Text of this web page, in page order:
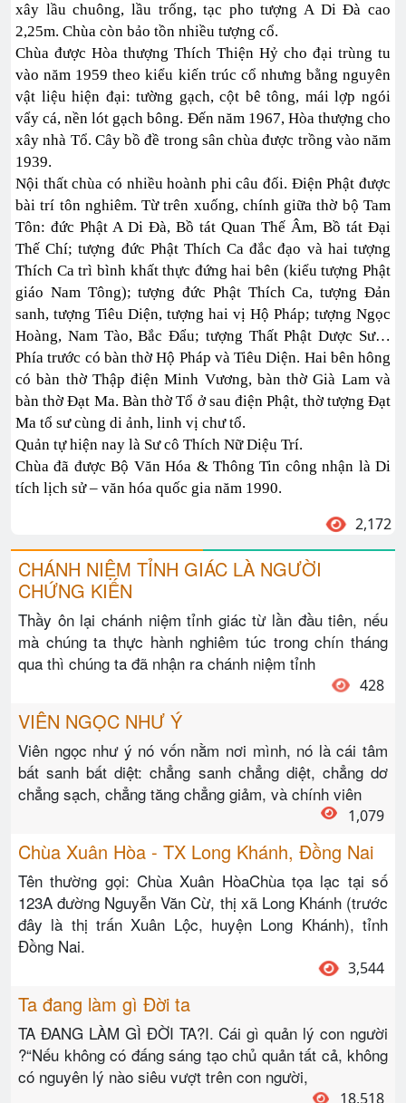
xây lầu chuông, lầu trống, tạc pho tượng A Di Đà cao
2,25m. Chùa còn bảo tồn nhiều tượng cổ.
Chùa được Hòa thượng Thích Thiện Hỷ cho đại trùng tu
vào năm 1959 theo kiểu kiến trúc cổ nhưng bằng nguyên
vật liệu hiện đại: tường gạch, cột bê tông, mái lợp ngói
vẩy cá, nền lót gạch bông. Đến năm 1967, Hòa thượng cho
xây nhà Tổ. Cây bồ đề trong sân chùa được trồng vào năm
1939.
Nội thất chùa có nhiều hoành phi câu đối. Điện Phật được
bài trí tôn nghiêm. Từ trên xuống, chính giữa thờ bộ Tam
Tôn: đức Phật A Di Đà, Bồ tát Quan Thế Âm, Bồ tát Đại
Thế Chí; tượng đức Phật Thích Ca đắc đạo và hai tượng
Thích Ca trì bình khất thực đứng hai bên (kiểu tượng Phật
giáo Nam Tông); tượng đức Phật Thích Ca, tượng Đản
sanh, tượng Tiêu Diện, tượng hai vị Hộ Pháp; tượng Ngọc
Hoàng, Nam Tào, Bắc Đẩu; tượng Thất Phật Dược Sư…
Phía trước có bàn thờ Hộ Pháp và Tiêu Diện. Hai bên hông
có bàn thờ Thập điện Minh Vương, bàn thờ Già Lam và
bàn thờ Đạt Ma. Bàn thờ Tổ ở sau điện Phật, thờ tượng Đạt
Ma tổ sư cùng di ảnh, linh vị chư tổ.
Quản tự hiện nay là Sư cô Thích Nữ Diệu Trí.
Chùa đã được Bộ Văn Hóa & Thông Tin công nhận là Di
tích lịch sử – văn hóa quốc gia năm 1990.
2,172
CHÁNH NIỆM TỈNH GIÁC LÀ NGƯỜI
CHỨNG KIẾN
Thầy ôn lại chánh niệm tỉnh giác từ lần đầu tiên, nếu
mà chúng ta thực hành nghiêm túc trong chín tháng
qua thì chúng ta đã nhận ra chánh niệm tỉnh
428
VIÊN NGỌC NHƯ Ý
Viên ngọc như ý nó vốn nằm nơi mình, nó là cái tâm
bất sanh bất diệt: chẳng sanh chẳng diệt, chẳng dơ
chẳng sạch, chẳng tăng chẳng giảm, và chính viên
1,079
Chùa Xuân Hòa - TX Long Khánh, Đồng Nai
Tên thường gọi: Chùa Xuân HòaChùa tọa lạc tại số
123A đường Nguyễn Văn Cừ, thị xã Long Khánh (trước
đây là thị trấn Xuân Lộc, huyện Long Khánh), tỉnh
Đồng Nai.
3,544
Ta đang làm gì Đời ta
TA ĐANG LÀM GÌ ĐỜI TA?I. Cái gì quản lý con người
?“Nếu không có đấng sáng tạo chủ quản tất cả, không
có nguyên lý nào siêu vượt trên con người,
18,518